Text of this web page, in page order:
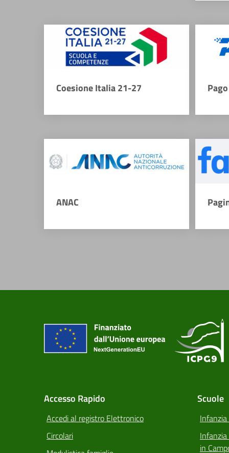
Coesione Italia 21-27
ANAC
Accesso Rapido
Accedi al registro Elettronico
Circolari
Scuole
in